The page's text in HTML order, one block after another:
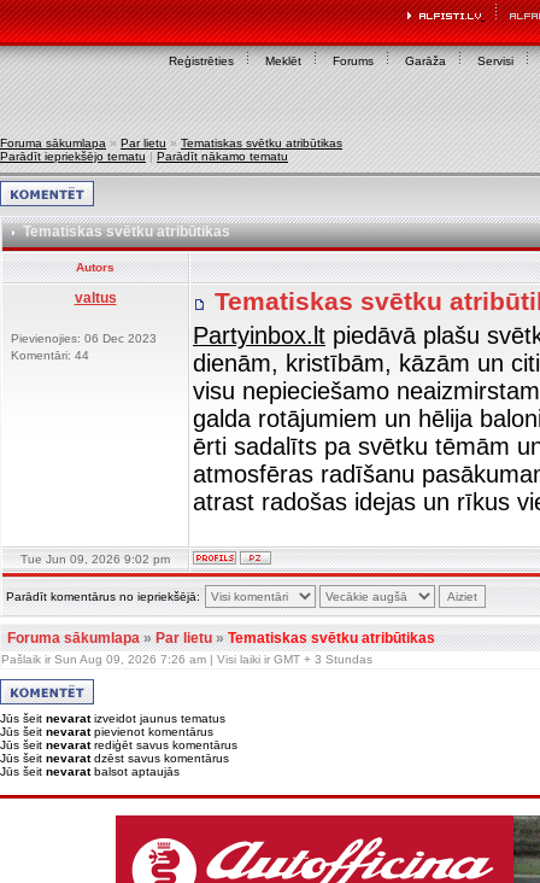
Reģistrēties Meklēt Forums Garāža Servisi
Foruma sākumlapa » Par lietu » Tematiskas svētku atribūtikas
Parādīt iepriekšējo tematu | Parādīt nākamo tematu
Tematiskas svētku atribūtikas
Autors
valtus
Pievienojies: 06 Dec 2023
Komentāri: 44
Tematiskas svētku
Partyinbox.lt piedāvā plašu
dienām, kristībām, kāzām un
visu nepieciešamo
galda rotājumiem un hēlija
ērti sadalīts pa svētku tēmām
atmosfēras radīšanu
atrast radošas idejas un rīkus
Tue Jun 09, 2026 9:02 pm
Parādīt komentārus no iepriekšējā:
Foruma sākumlapa»Par lietu»Tematiskas svētku atribūtikas
Pašlaik ir Sun Aug 09, 2026 7:26 am | Visi laiki ir GMT + 3 Stundas
Jūs šeit nevaratizveidot jaunus tematus
Jūs šeit nevaratpievienot komentārus
Jūs šeit nevaratrediģēt savus komentārus
Jūs šeit nevaratdzēst savus komentārus
Jūs šeit nevaratbalsot aptaujās